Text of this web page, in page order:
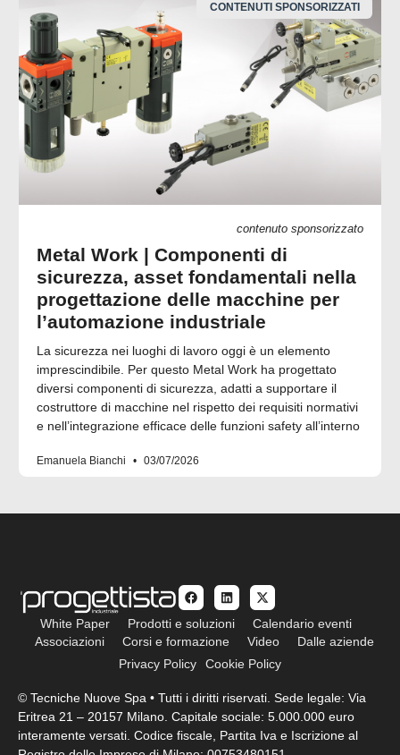
CONTENUTI SPONSORIZZATI
contenuto sponsorizzato
Metal Work | Componenti di
sicurezza, asset fondamentali nella
progettazione delle macchine per
l’automazione industriale
La sicurezza nei luoghi di lavoro oggi è un elemento
imprescindibile. Per questo Metal Work ha progettato
diversi componenti di sicurezza, adatti a supportare il
costruttore di macchine nel rispetto dei requisiti normativi
e nell’integrazione efficace delle funzioni safety all’interno
Emanuela Bianchi 03/07/2026
White Paper Prodotti e soluzioni
Calendario eventi
Associazioni
Corsi e formazione Video
Dalle aziende
Privacy Policy
Cookie Policy
© Tecniche Nuove Spa • Tutti i diritti riservati. Sede legale: Via
Eritrea 21 – 20157 Milano. Capitale sociale: 5.000.000 euro
interamente versati. Codice fiscale, Partita Iva e Iscrizione al